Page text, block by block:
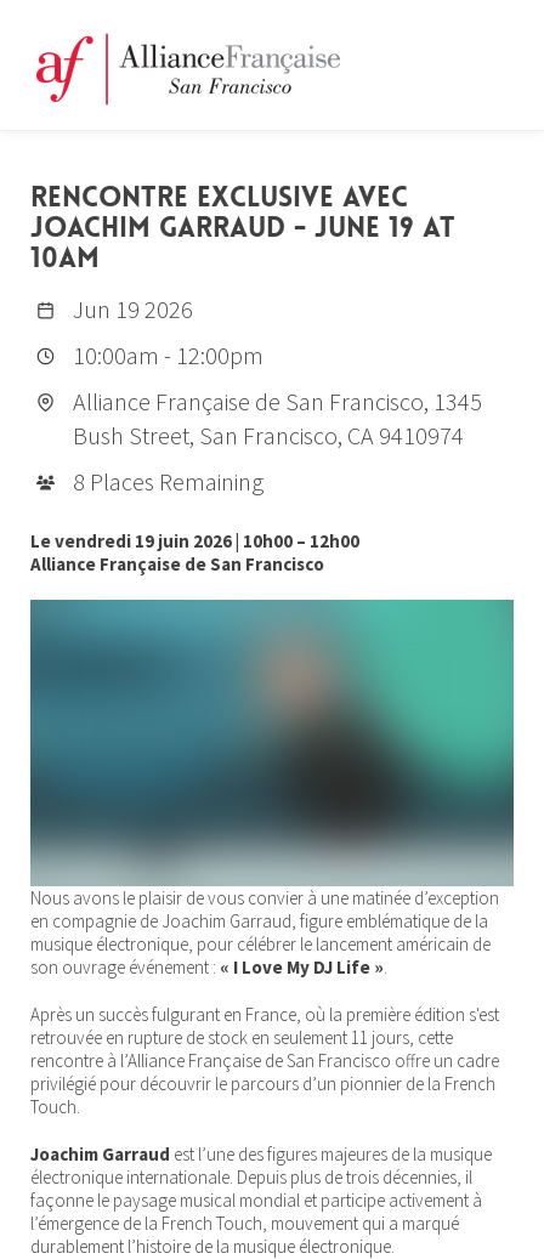
RENCONTRE EXCLUSIVE AVEC
JOACHIM GARRAUD - JUNE 19 AT
10AM
Jun 19 2026
10:00am - 12:00pm
Alliance Française de San Francisco, 1345
Bush Street, San Francisco, CA 9410974
8 Places Remaining
Le vendredi 19 juin 2026 | 10h00 – 12h00
Alliance Française de San Francisco
Nous avons le plaisir de vous convier à une matinée d’exception
en compagnie de Joachim Garraud, figure emblématique de la
musique électronique, pour célébrer le lancement américain de
son ouvrage événement : « I Love My DJ Life »
Après un succès fulgurant en France, où la première édition s'est
retrouvée en rupture de stock en seulement 11 jours, cette
rencontre à l’Alliance Française de San Francisco offre un cadre
privilégié pour découvrir le parcours d’un pionnier de la French
Touch.
Joachim Garraud est l’une des figures majeures de la musique
électronique internationale. Depuis plus de trois décennies, il
façonne le paysage musical mondial et participe activement à
l’émergence de la French Touch, mouvement qui a marqué
durablement l’histoire de la musique électronique.